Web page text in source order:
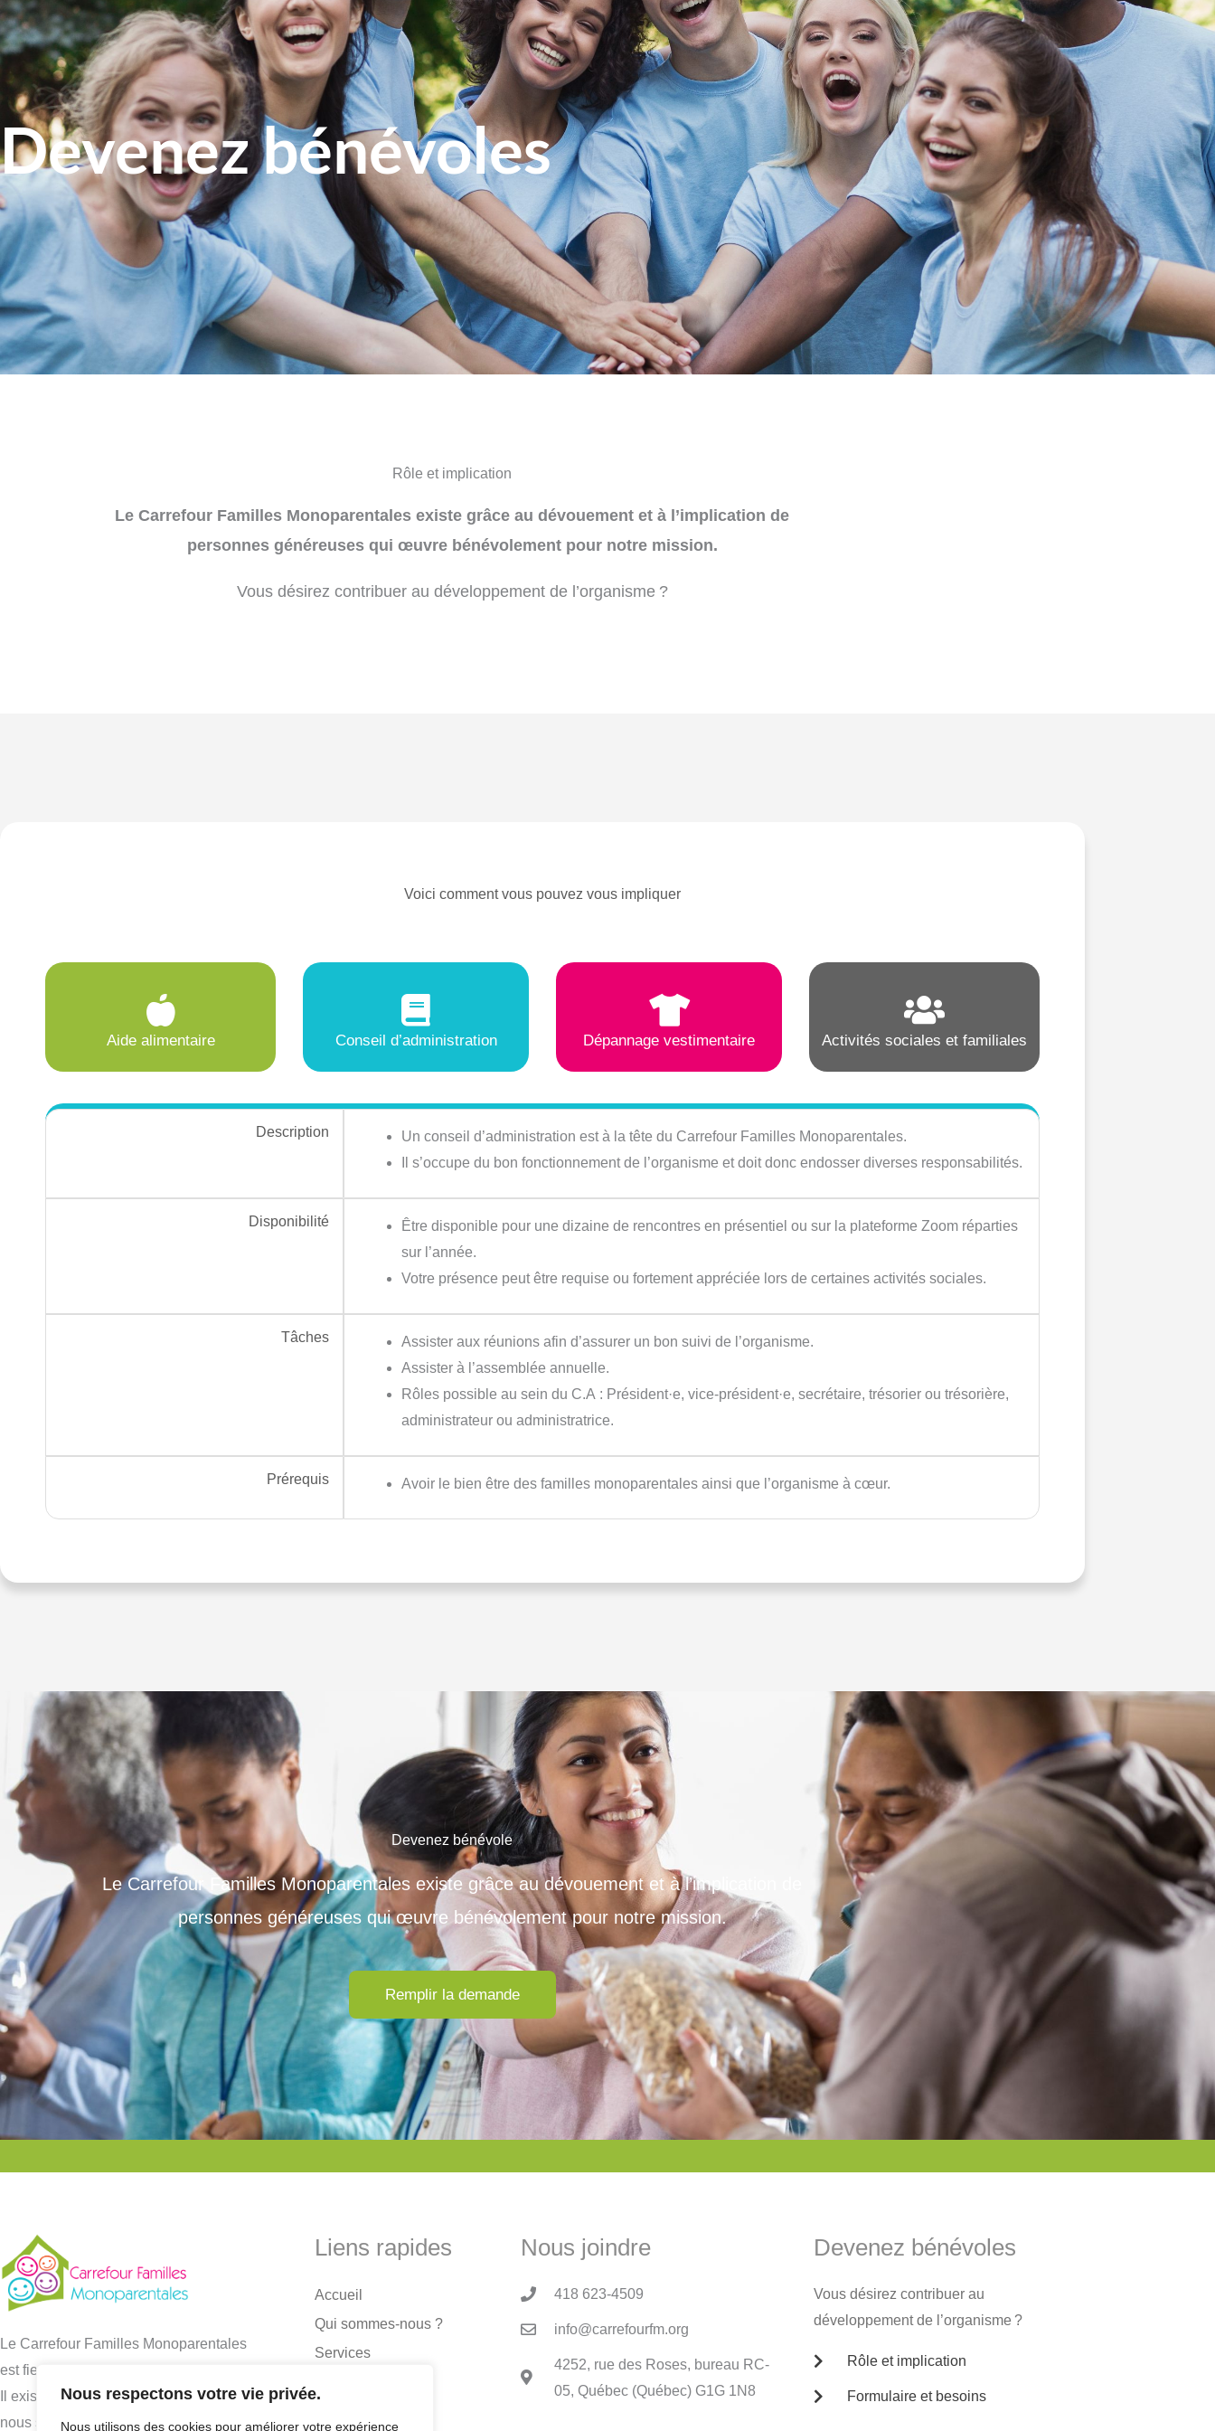
Nous respectons votre vie privée.
Nous utilisons des cookies pour améliorer votre expérience
Devenez bénévoles
Rôle et implication
Le Carrefour Familles Monoparentales existe grâce au dévouement et à l’implication de
personnes généreuses qui œuvre bénévolement pour notre mission.
Vous désirez contribuer au développement de l’organisme ?
Voici comment vous pouvez vous impliquer
Aide alimentaire Conseil d’administration Dépannage vestimentaire Activités sociales et familiales
Description
Un conseil d’administration est à la tête du Carrefour Familles Monoparentales.
Il s’occupe du bon fonctionnement de l’organisme et doit donc endosser diverses responsabilités.
Disponibilité
Être disponible pour une dizaine de rencontres en présentiel ou sur la plateforme Zoom réparties
sur l’année.
Votre présence peut être requise ou fortement appréciée lors de certaines activités sociales.
Tâches
Assister aux réunions afin d’assurer un bon suivi de l’organisme.
Assister à l’assemblée annuelle.
Rôles possible au sein du C.A : Président·e, vice-président·e, secrétaire, trésorier ou trésorière,
administrateur ou administratrice.
Prérequis Avoir le bien être des familles monoparentales ainsi que l’organisme à cœur.
Devenez bénévole
Le Carrefour Familles Monoparentales existe grâce au dévouement et à l’implication de
personnes généreuses qui œuvre bénévolement pour notre mission.
Remplir la demande
Le Carrefour Familles Monoparentales
est fier d’aider les familles depuis 1975.
Il existe plusieurs sortes de familles et
nous sommes là pour chacune d’entre
Liens rapides
Accueil
Qui sommes-nous ?
Services
Nous joindre
418 623-4509
info@carrefourfm.org
4252, rue des Roses, bureau RC-
05, Québec (Québec) G1G 1N8
Devenez bénévoles
Vous désirez contribuer au
développement de l’organisme ?
Rôle et implication
Formulaire et besoins